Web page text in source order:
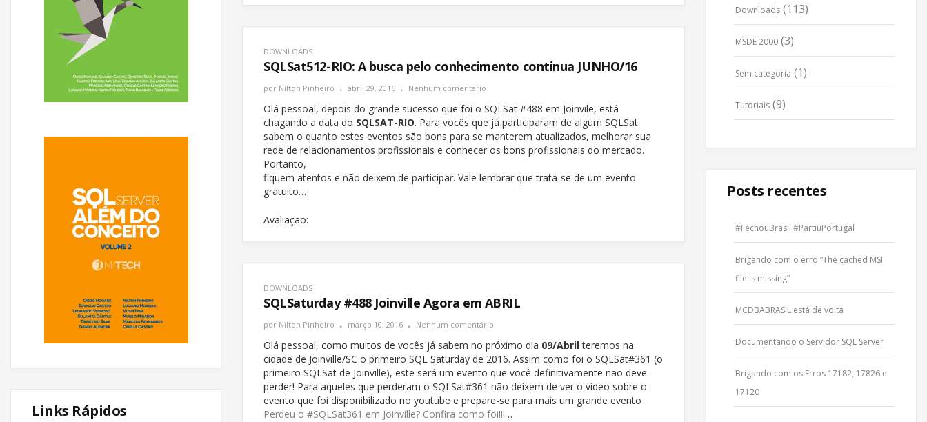
Links Rápidos
DOWNLOADS
SQLSat512-RIO: A busca pelo conhecimento continua JUNHO/16
por Nilton Pinheiro abril 29, 2016 Nenhum comentário
Olá pessoal, depois do grande sucesso que foi o SQLSat #488 em Joinvile, está
chagando a data do SQLSAT-RIO. Para vocês que já participaram de algum SQLSat
sabem o quanto estes eventos são bons para se manterem atualizados, melhorar sua
rede de relacionamentos profissionais e conhecer os bons profissionais do mercado.
Portanto,
fiquem atentos e não deixem de participar. Vale lembrar que trata-se de um evento
gratuito…
Avaliação:
DOWNLOADS
SQLSaturday #488 Joinville Agora em ABRIL
por Nilton Pinheiro março 10, 2016 Nenhum comentário
Olá pessoal, como muitos de vocês já sabem no próximo dia 09/Abrilteremos na
cidade de Joinville/SC o primeiro SQL Saturday de 2016. Assim como foi o SQLSat#361 (o
primeiro SQLSat de Joinville), este será um evento que você definitivamente não deve
perder! Para aqueles que perderam o SQLSat#361 não deixem de ver o vídeo sobre o
evento que foi disponibilizado no youtube e prepare-se para mais um grande evento
Perdeu o #SQLSat361 em Joinville? Confira como foi!!!…
Downloads (113)
MSDE 2000 (3)
Sem categoria (1)
Tutoriais (9)
Posts recentes
#FechouBrasil #PartiuPortugal
Brigando com o erro “The cached MSI
file is missing”
MCDBABRASIL está de volta
Documentando o Servidor SQL Server
Brigando com os Erros 17182, 17826 e
17120